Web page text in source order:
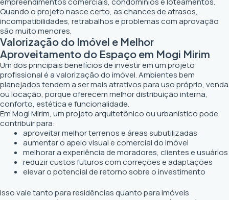
Quando o projeto nasce certo, as chances de atrasos,
incompatibilidades, retrabalhos e problemas com aprovação
são muito menores.
Valorização do Imóvel e Melhor
Aproveitamento do Espaço em Mogi Mirim
Um dos principais benefícios de investir em um projeto
profissional é a valorização do imóvel. Ambientes bem
planejados tendem a ser mais atrativos para uso próprio, venda
ou locação, porque oferecem melhor distribuição interna,
conforto, estética e funcionalidade.
Em Mogi Mirim, um projeto arquitetônico ou urbanístico pode
contribuir para:
aproveitar melhor terrenos e áreas subutilizadas
aumentar o apelo visual e comercial do imóvel
melhorar a experiência de moradores, clientes e usuários
reduzir custos futuros com correções e adaptações
elevar o potencial de retorno sobre o investimento
Isso vale tanto para residências quanto para imóveis